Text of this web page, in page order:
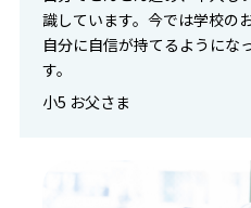
識しています。今では学校の
自分に自信が持てるようにな
す。
小5 お父さま